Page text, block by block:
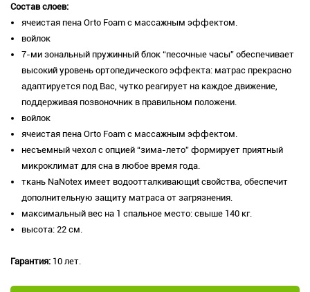
Состав слоев:
ячеистая пена Orto Foam с массажным эффектом.
войлок
7-ми зональный пружинный блок “песочные часы” обеспечивает
высокий уровень ортопедического эффекта: матрас прекрасно
адаптируется под Вас, чутко реагирует на каждое движение,
поддерживая позвоночник в правильном положени.
войлок
ячеистая пена Orto Foam с массажным эффектом.
несъемный чехол с опцией “зима-лето” формирует приятный
микроклимат для сна в любое время года.
ткань NaNotex имеет водоотталкивающиt свойства, обеспечит
дополнительную защиту матраса от загрязнения.
максимальный вес на 1 спальное место: свыше 140 кг.
высота: 22 см.
Гарантия: 10 лет.